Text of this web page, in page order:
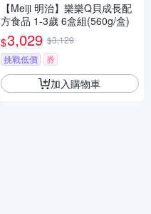
【Meiji 明治】樂樂Q貝成長配
方食品 1-3歲 6盒組(560g/盒)
$3,029 $3,129
挑戰低價
券
加入購物車